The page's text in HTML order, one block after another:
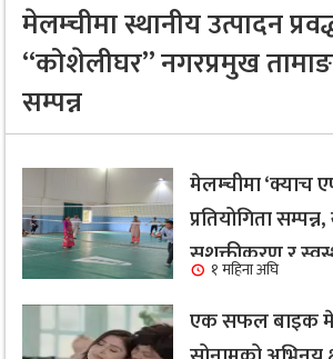
मेलम्चीमा स्थानीय उत्पादन
“कोशेलीघर” नगरप्रमुख
सम्पन्न
मेलम्चीमा ‘क्याच
प्रतियोगिता
सशक्तीकरण र
जोड
१ महिना अघि
एक सफल बाइक